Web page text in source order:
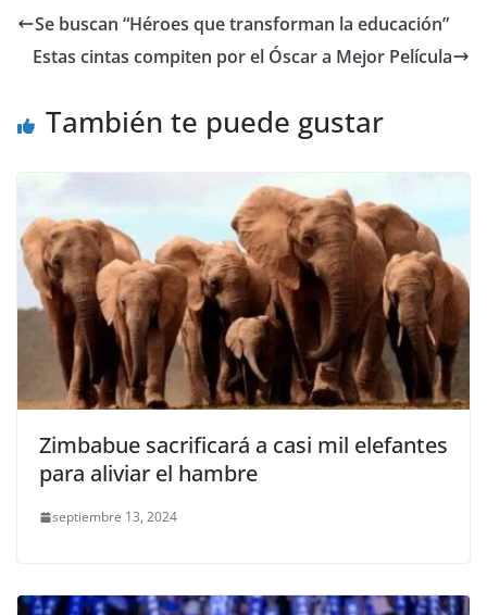
e
b
o
er l s
A
p
y
Li
k
gr
a
e
Se buscan “Héroes que transforman la educación”
Estas cintas compiten por el Óscar a Mejor Película
También te puede gustar
Zimbabue sacrificará a casi mil elefantes
para aliviar el hambre
septiembre 13, 2024